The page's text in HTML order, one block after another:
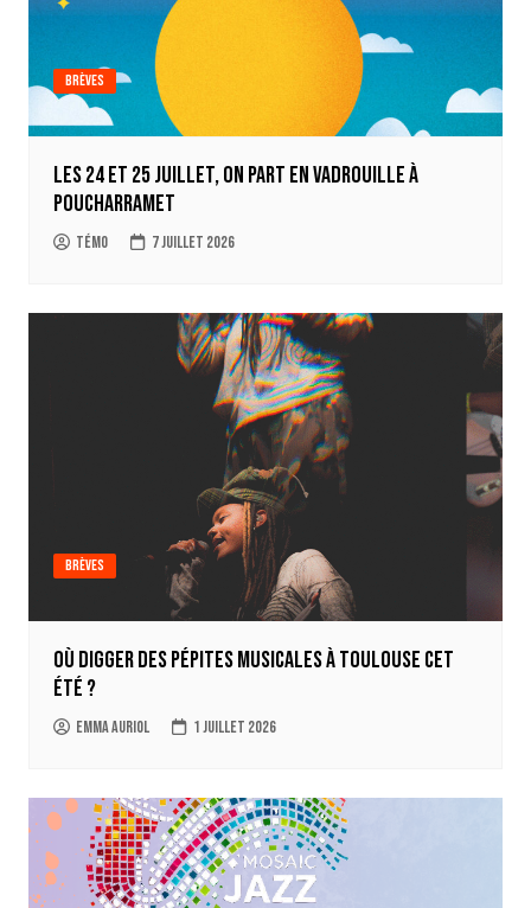
Brèves
Les 24 et 25 juillet, on part en Vadrouille à
Poucharramet
Témo 7 juillet 2026
Brèves
Où digger des pépites musicales à Toulouse cet
été ?
Emma Auriol 1 juillet 2026